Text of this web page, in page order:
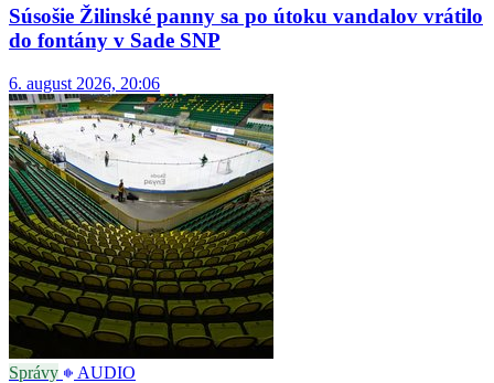
Súsošie Žilinské panny sa po útoku vandalov vrátilo
do fontány v Sade SNP
6. august 2026, 20:06
Správy AUDIO